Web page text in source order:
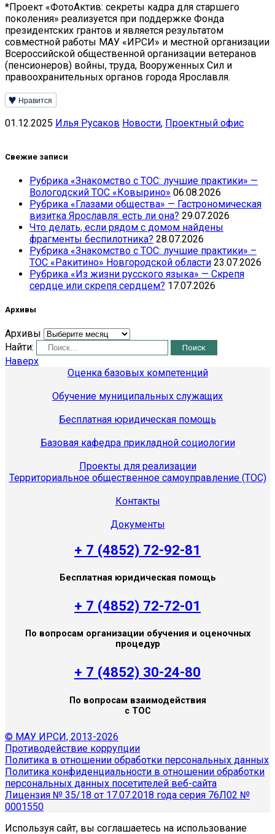
*Проект «ФотоАктив: секреты кадра для старшего
поколения» реализуется при поддержке Фонда
президентских грантов и является результатом
совместной работы МАУ «ИРСИ» и местной организации
Всероссийской общественной организации ветеранов
(пенсионеров) войны, труда, Вооруженных Сил и
правоохранительных органов города Ярославля.
Нравится
01.12.2025 Илья Русаков Новости, Проектный офис
Свежие записи
Рубрика «Знакомство с ТОС: лучшие практики» —
Вологодский ТОС «Ковырино» 06.08.2026
Рубрика «Глазами общества» — Гастрономическая
визитка Ярославля: есть ли она? 29.07.2026
Что делать, если рядом с домом найдены
фрагменты беспилотника? 28.07.2026
Рубрика «Знакомство с ТОС: лучшие практики» –
ТОС «Ракитино» Новгородской области 23.07.2026
Рубрика «Из жизни русского языка» — Скрепя
сердце или скрепя сердцем? 17.07.2026
Архивы
Архивы
Найти:
Наверх
Оценка базовых компетенций
Обучение муниципальных служащих
Бесплатная юридическая помощь
Базовая кафедра прикладной социологии
Проекты для реализации
Территориальное общественное самоуправление (ТОС)
Контакты
Документы
+ 7 (4852) 72-92-81
Бесплатная юридическая помощь
+ 7 (4852) 72-72-01
По вопросам организации обучения и оценочных
процедур
+ 7 (4852) 30-24-80
По вопросам взаимодействия
с ТОС
© МАУ ИРСИ, 2013-2026
Противодействие коррупции
Политика в отношении обработки персональных данных
Политика конфиденциальности в отношении обработки
персональных данных посетителей веб-сайта
Лицензия № 35/18 от 17.07.2018 года серия 76Л02 №
0001550
Используя сайт, вы соглашаетесь на использование